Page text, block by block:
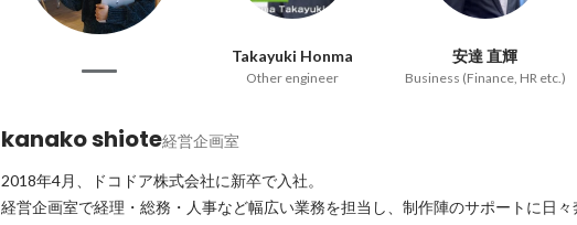
Takayuki Honma
Other engineer
安達 直輝
Business (Finance, HR etc.)
kanako shiote経営企画室
2018年4月、ドコドア株式会社に新卒で入社。
経営企画室で経理・総務・人事など幅広い業務を担当し、制作陣のサポートに日々